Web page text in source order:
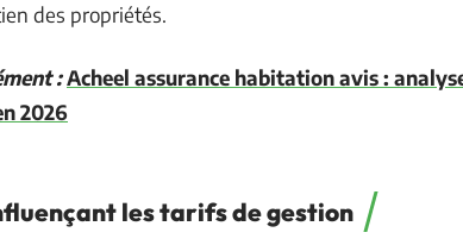
des propriétés.
:Acheel assurance habitation avis :
2026
les tarifs de gestion